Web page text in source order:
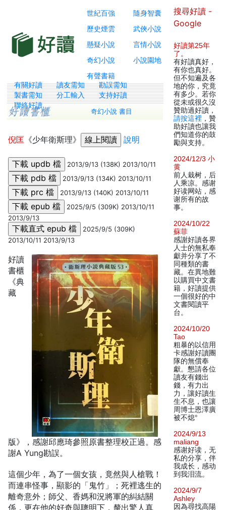
世紀百強
隨身智囊
歷史煙雲
武俠小說
懸疑小說
言情小說
奇幻小說
小說園地
有聲書籍
有關好讀 讀友需知
勘誤需知
製書需知
分工輸入
支持好讀
聯絡好讀
奇幻小說 書目
倪匡 《少年衛斯理》 說明
2013/9/13 (138K) 2013/10/11
2013/9/13 (134K) 2013/10/11
2013/9/13 (140K) 2013/10/11
2025/9/5 (309K) 2013/10/11
2013/9/13
2025/9/5 (309K)
2013/10/11 2013/9/13
好讀
書櫃
《典
藏
版》，感謝邱應琦參照原書整理校正過。感
謝A Yung勘誤。
這個少年，為了一個女孩，竟然與人槍戰！
而連串怪事，顯影的「鬼竹」；死裡逃生的
離奇意外；師父、香媽和況將軍的糾結關
係，更在他的好奇與聰明下，釐出驚人真
搜尋好讀 -
Google
好讀第25年
了 。
有好讀真好，
有你也真好。
但不知遍及各
地的你，究竟
有多少。若你
從未或很久沒
贊助過好讀，
請按這裡 ，贊
助好讀也讓我
們知道你的鼓
勵與支持。
2024/12/3 小
黄
前人栽树，后
人乘凉。感谢
好读网站，感
谢所有的故
事。
2024/10/22
蘇菲
感謝好讀各界
人士的無私奉
獻并分享了不
同種類的書
藏。在異地難
以購買中文書
籍，好讀提供
一個很好的中
文書閱讀平
台。
2024/10/20
Tao
粗暴的以信用
卡感謝好讀團
隊的無償奉
獻。懇請各位
讀友有錢出
錢，有力出
力，讓好讀生
生不息，也讓
周博士恩澤廣
被不熄°
2024/9/13
maliang
感谢好读，无
私的分享，伴
我成长，感动
到我泪流。
2024/9/7
Ashley
因為尋找高陽